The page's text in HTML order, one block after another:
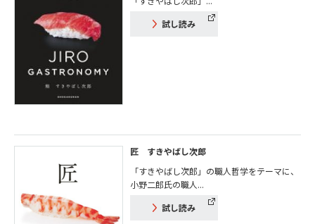
試し読み
匠 すきやばし次郎
「すきやばし次郎」の職人哲学をテーマに、
小野二郎氏の職人...
試し読み